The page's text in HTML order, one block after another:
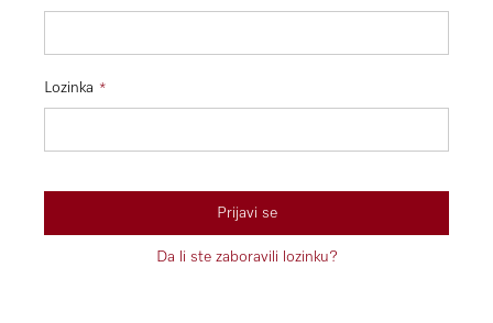
Lozinka
Prijavi se
Da li ste zaboravili lozinku?